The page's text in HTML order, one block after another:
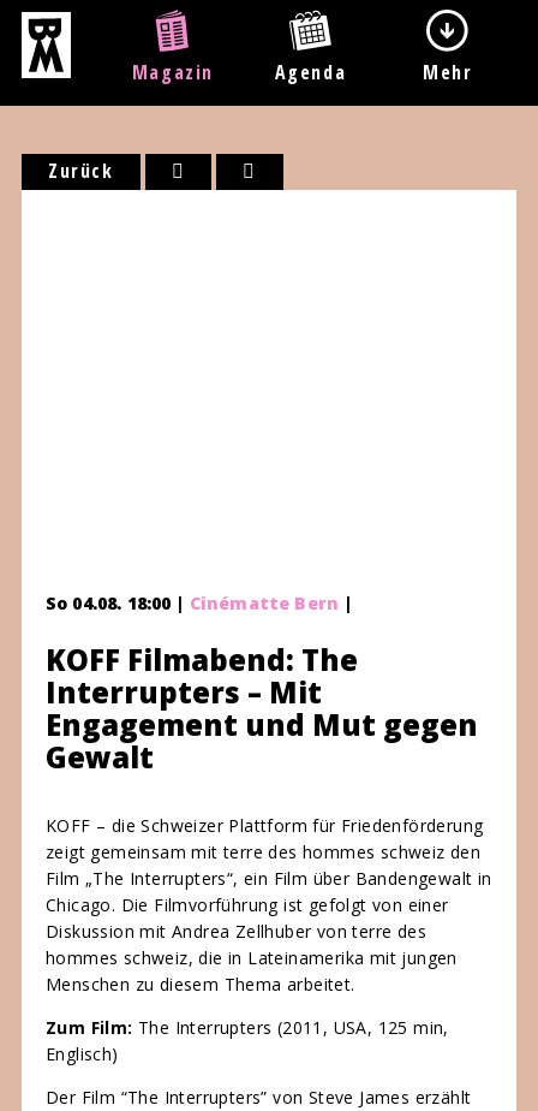
Magazin Agenda Mehr
Zurück
So 04.08. 18:00 | Cinématte Bern |
KOFF Filmabend: The
Interrupters – Mit
Engagement und Mut gegen
Gewalt
KOFF – die Schweizer Plattform für Friedenförderung
zeigt gemeinsam mit terre des hommes schweiz den
Film „The Interrupters“, ein Film über Bandengewalt in
Chicago. Die Filmvorführung ist gefolgt von einer
Diskussion mit Andrea Zellhuber von terre des
hommes schweiz, die in Lateinamerika mit jungen
Menschen zu diesem Thema arbeitet.
Zum Film: The Interrupters (2011, USA, 125 min,
Englisch)
Der Film “The Interrupters” von Steve James erzählt